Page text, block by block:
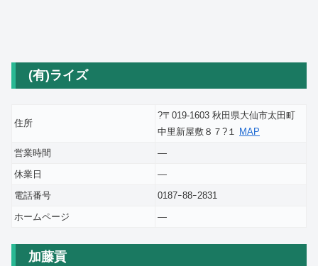
(有)ライズ
住所
?〒019-1603 秋田県大仙市太田町
中里新屋敷８７?１ MAP
営業時間
―
休業日
―
電話番号
0187ｰ88ｰ2831
ホームページ
―
加藤貢